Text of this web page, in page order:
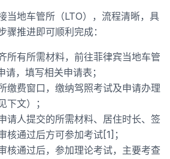
当地车管所（LTO），流程清晰，具
骤推进即可顺利完成：
所有所需材料，前往菲律宾当地车管
，填写相关申请表；
缴费窗口，缴纳驾照考试及申请办理
下文）；
请人提交的所需材料、居住时长、签
核通过后方可参加考试[1]；
核通过后，参加理论考试，主要考查